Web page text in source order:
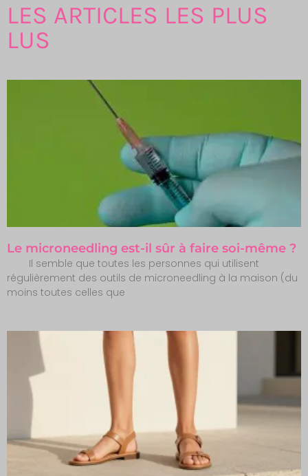
LES ARTICLES LES PLUS
LUS
Le microneedling est-il sûr à faire soi-même ?
Il semble que toutes les personnes qui utilisent
régulièrement des outils de microneedling à la maison (du
moins toutes celles que